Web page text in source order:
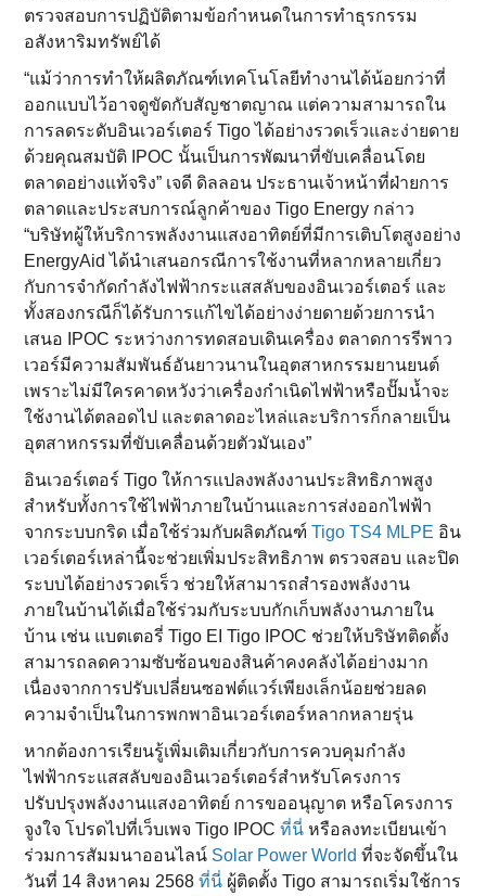
ตรวจสอบการปฏิบัติตามข้อกำหนดในการทำธุรกรรม
อสังหาริมทรัพย์ได้
“แม้ว่าการทำให้ผลิตภัณฑ์เทคโนโลยีทำงานได้น้อยกว่าที่
ออกแบบไว้อาจดูขัดกับสัญชาตญาณ แต่ความสามารถใน
การลดระดับอินเวอร์เตอร์ Tigo ได้อย่างรวดเร็วและง่ายดาย
ด้วยคุณสมบัติ IPOC นั้นเป็นการพัฒนาที่ขับเคลื่อนโดย
ตลาดอย่างแท้จริง” เจดี ดิลลอน ประธานเจ้าหน้าที่ฝ่ายการ
ตลาดและประสบการณ์ลูกค้าของ Tigo Energy กล่าว
“บริษัทผู้ให้บริการพลังงานแสงอาทิตย์ที่มีการเติบโตสูงอย่าง
EnergyAid ได้นำเสนอกรณีการใช้งานที่หลากหลายเกี่ยว
กับการจำกัดกำลังไฟฟ้ากระแสสลับของอินเวอร์เตอร์ และ
ทั้งสองกรณีก็ได้รับการแก้ไขได้อย่างง่ายดายด้วยการนำ
เสนอ IPOC ระหว่างการทดสอบเดินเครื่อง ตลาดการรีพาว
เวอร์มีความสัมพันธ์อันยาวนานในอุตสาหกรรมยานยนต์
เพราะไม่มีใครคาดหวังว่าเครื่องกำเนิดไฟฟ้าหรือปั๊มน้ำจะ
ใช้งานได้ตลอดไป และตลาดอะไหล่และบริการก็กลายเป็น
อุตสาหกรรมที่ขับเคลื่อนด้วยตัวมันเอง”
อินเวอร์เตอร์ Tigo ให้การแปลงพลังงานประสิทธิภาพสูง
สำหรับทั้งการใช้ไฟฟ้าภายในบ้านและการส่งออกไฟฟ้า
จากระบบกริด เมื่อใช้ร่วมกับผลิตภัณฑ์Tigo TS4 MLPE อิน
เวอร์เตอร์เหล่านี้จะช่วยเพิ่มประสิทธิภาพ ตรวจสอบ และปิด
ระบบได้อย่างรวดเร็ว ช่วยให้สามารถสำรองพลังงาน
ภายในบ้านได้เมื่อใช้ร่วมกับระบบกักเก็บพลังงานภายใน
บ้าน เช่น แบตเตอรี่ Tigo EI Tigo IPOC ช่วยให้บริษัทติดตั้ง
สามารถลดความซับซ้อนของสินค้าคงคลังได้อย่างมาก
เนื่องจากการปรับเปลี่ยนซอฟต์แวร์เพียงเล็กน้อยช่วยลด
ความจำเป็นในการพกพาอินเวอร์เตอร์หลากหลายรุ่น
หากต้องการเรียนรู้เพิ่มเติมเกี่ยวกับการควบคุมกำลัง
ไฟฟ้ากระแสสลับของอินเวอร์เตอร์สำหรับโครงการ
ปรับปรุงพลังงานแสงอาทิตย์ การขออนุญาต หรือโครงการ
จูงใจ โปรดไปที่เว็บเพจ Tigo IPOCที่นี่ หรือลงทะเบียนเข้า
ร่วมการสัมมนาออนไลน์ Solar Power World ที่จะจัดขึ้นใน
วันที่ 14 สิงหาคม 2568ที่นี่ ผู้ติดตั้ง Tigo สามารถเริ่มใช้การ